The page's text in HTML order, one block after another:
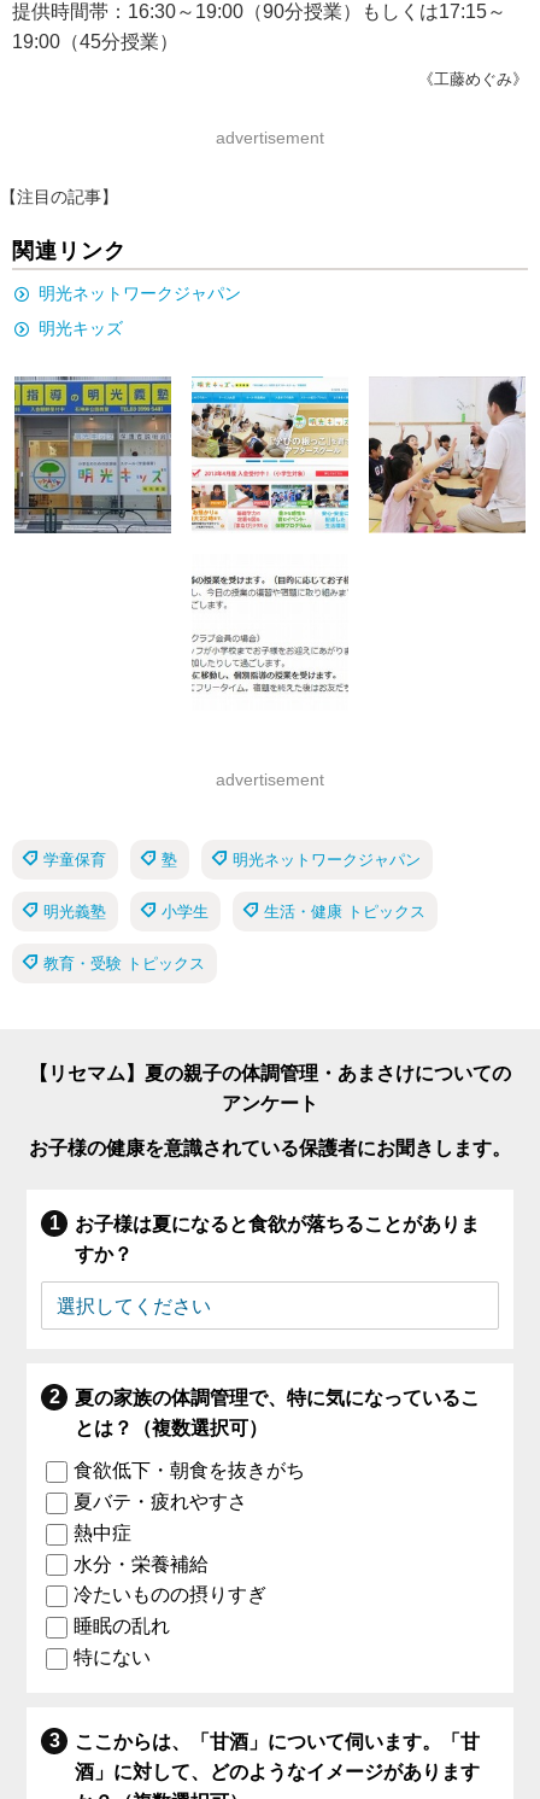
提供時間帯：16:30～19:00（90分授業）もしくは17:15～
19:00（45分授業）
《工藤めぐみ》
advertisement
【注目の記事】
関連リンク
明光ネットワークジャパン
明光キッズ
advertisement
学童保育 塾 明光ネットワークジャパン
明光義塾 小学生 生活・健康 トピックス
教育・受験 トピックス
【リセマム】夏の親子の体調管理・あまさけについての
アンケート
お子様の健康を意識されている保護者にお聞きします。
お子様は夏になると食欲が落ちることがありま
すか？
夏の家族の体調管理で、特に気になっているこ
とは？（複数選択可）
食欲低下・朝食を抜きがち
夏バテ・疲れやすさ
熱中症
水分・栄養補給
冷たいものの摂りすぎ
睡眠の乱れ
特にない
ここからは、「甘酒」について伺います。「甘
酒」に対して、どのようなイメージがあります